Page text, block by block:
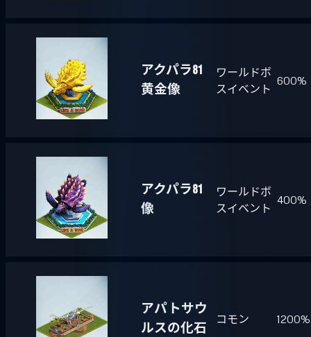
アクパラ81
黄金像
ワールドボ
スイベント
600%
アクパラ81
像
ワールドボ
スイベント
400%
アパトサウ
ルスの化石
コモン 1200%